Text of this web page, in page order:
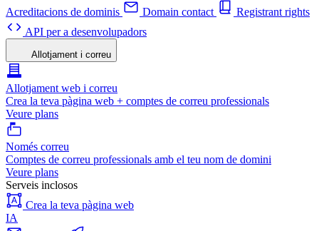
Acreditacions de dominis
Domain contact
Registrant rights
API per a desenvolupadors
Allotjament i correu
Allotjament web i correu
Crea la teva pàgina web + comptes de correu professionals
Veure plans
Només correu
Comptes de correu professionals amb el teu nom de domini
Veure plans
Serveis inclosos
Crea la teva pàgina web
IA